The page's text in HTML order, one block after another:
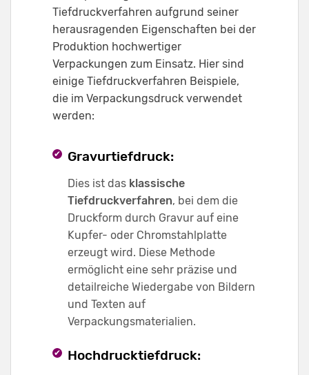
Tiefdruckverfahren aufgrund seiner
herausragenden Eigenschaften bei der
Produktion hochwertiger
Verpackungen zum Einsatz. Hier sind
einige Tiefdruckverfahren Beispiele,
die im Verpackungsdruck verwendet
werden:
Gravurtiefdruck:
Dies ist das klassische
Tiefdruckverfahren, bei dem die
Druckform durch Gravur auf eine
Kupfer- oder Chromstahlplatte
erzeugt wird. Diese Methode
ermöglicht eine sehr präzise und
detailreiche Wiedergabe von Bildern
und Texten auf
Verpackungsmaterialien.
Hochdrucktiefdruck: